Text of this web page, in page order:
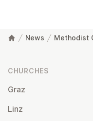
News Methodist
CHURCHES
Graz
Linz